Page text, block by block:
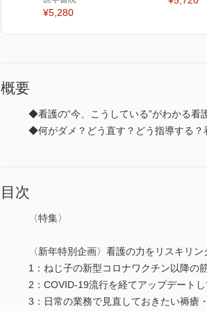
¥5,280
概要
◆看護の“今、こうしている”がわかる看
◆何がダメ？どう直す？どう指導する？
目次
〈特集〉
〈新年特別企画〉看護の力をリスキリ
1：ねじ子の新型コロナワクチン以降の
2：COVID-19流行を経てアップデート
3：日常の業務で見直しておきたい褥瘡